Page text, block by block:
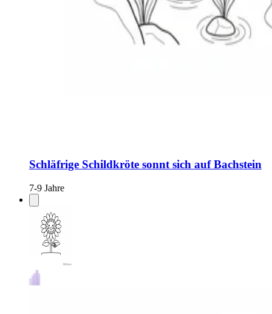
Schläfrige Schildkröte sonnt sich auf Bachstein
7-9 Jahre